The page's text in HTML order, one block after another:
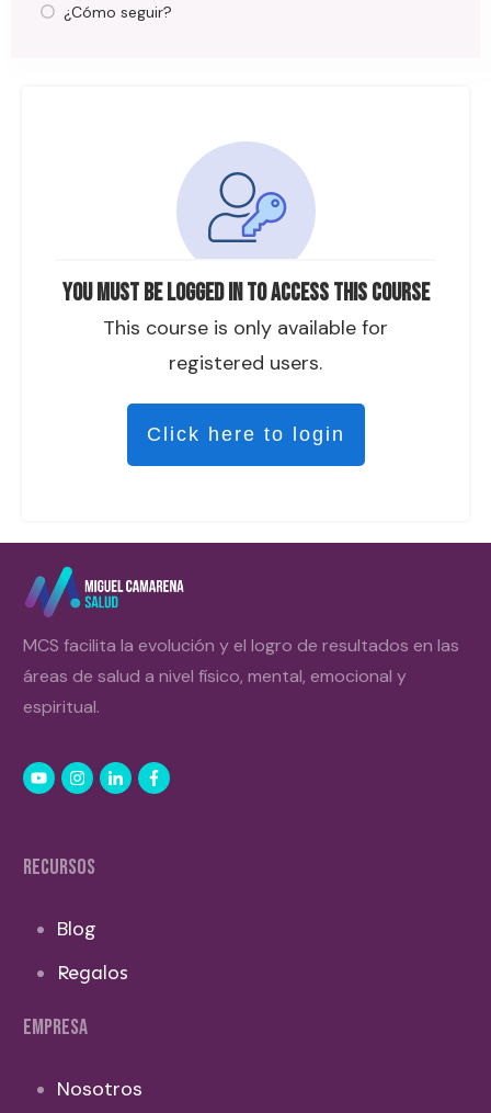
You must be logged in to access this course
This course is only available for
registered users.
Click here to login
¿Cómo seguir?
MCS facilita la evolución y el logro de resultados en las
áreas de salud a nivel físico, mental, emocional y
espiritual.
RECURSOS
Blog
Regalos
EMPRESA
Nosotros